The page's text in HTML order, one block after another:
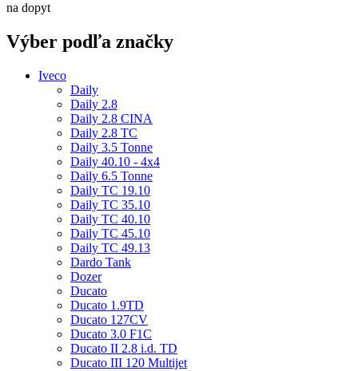
na dopyt
Výber podľa značky
Iveco
Daily
Daily 2.8
Daily 2.8 CINA
Daily 2.8 TC
Daily 3.5 Tonne
Daily 40.10 - 4x4
Daily 6.5 Tonne
Daily TC 19.10
Daily TC 35.10
Daily TC 40.10
Daily TC 45.10
Daily TC 49.13
Dardo Tank
Dozer
Ducato
Ducato 1.9TD
Ducato 127CV
Ducato 3.0 F1C
Ducato II 2.8 i.d. TD
Ducato III 120 Multijet